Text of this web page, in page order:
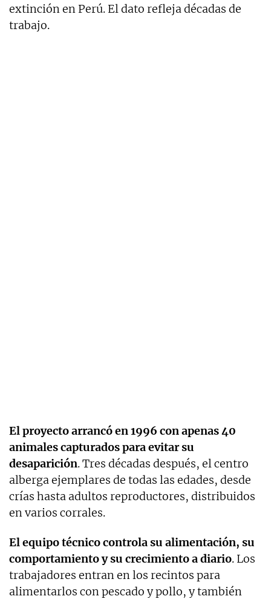
extinción en Perú. El dato refleja décadas de
trabajo.
El proyecto arrancó en 1996 con apenas 40
animales capturados para evitar su
desaparición. Tres décadas después, el centro
alberga ejemplares de todas las edades, desde
crías hasta adultos reproductores, distribuidos
en varios corrales.
El equipo técnico controla su alimentación, su
comportamiento y su crecimiento a diario. Los
trabajadores entran en los recintos para
alimentarlos con pescado y pollo, y también